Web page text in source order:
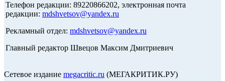
Телефон редакции: 89220866202, электронная почта
редакции: mdshvetsov@yandex.ru
Рекламный отдел: mdshvetsov@yandex.ru
Главный редактор Швецов Максим Дмитриевич
Сетевое издание megacritic.ru (МЕГАКРИТИК.РУ)